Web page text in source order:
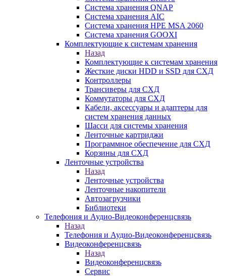
Система хранения QNAP
Система хранения AIC
Система хранения HPE MSA 2060
Система хранения GOOXI
Комплектующие к системам хранения
Назад
Комплектующие к системам хранения
Жесткие диски HDD и SSD для СХД
Контроллеры
Трансиверы для СХД
Коммутаторы для СХД
Кабели, аксессуары и адаптеры для
систем хранения данных
Шасси для системы хранения
Ленточные картриджи
Программное обеспечение для СХД
Корзины для СХД
Ленточные устройства
Назад
Ленточные устройства
Ленточные накопители
Автозагрузчики
Библиотеки
Телефония и Аудио-Видеоконференцсвязь
Назад
Телефония и Аудио-Видеоконференцсвязь
Видеоконференцсвязь
Назад
Видеоконференцсвязь
Сервис